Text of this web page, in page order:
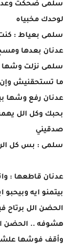
سلمى ضحكت
لوحدك مخبياه
سلمى بعياط :
عدنان بعدها
سلمى نزلت وشها
ما تستحقنيش وإن
عدنان رفع وشها
بحبك وكل الل
صدقيني
سلمى : بس كل
عدنان قاطعها :
بيتمنو ايه
الحضن الل برتاح
هشوفه .. الحضن
وأقف فوشها